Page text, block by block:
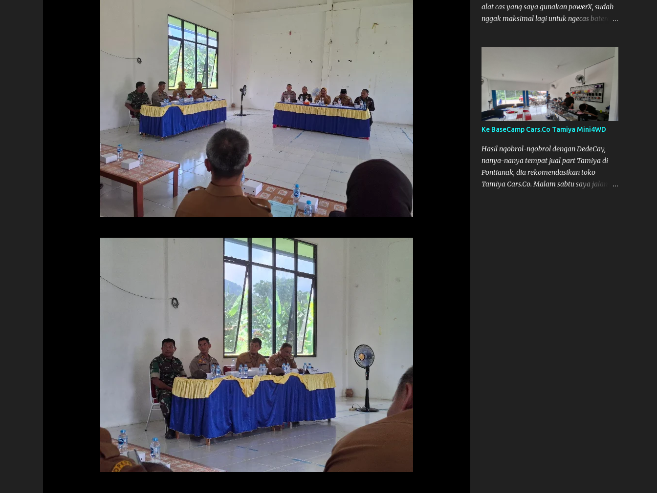
alat cas yang saya gunakan powerX, sudah
nggak maksimal lagi untuk ngecas baterai.
pinjam SKYRC NC2200. Alat Cas yang kami
pinjam ini bagus, pengisian Baterainya bisa
lebih maksimal, mobil jadi lebih kencang.
SKYRC NC2200
Ke BaseCamp Cars.Co Tamiya Mini4WD
Hasil ngobrol-ngobrol dengan DedeCay,
nanya-nanya tempat jual part Tamiya di
Pontianak, dia rekomendasikan toko
Tamiya Cars.Co. Malam sabtu saya jalan